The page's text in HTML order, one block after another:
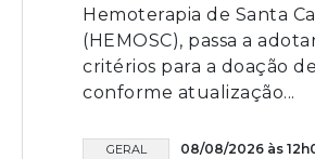
Hemoterapia de Santa
(HEMOSC), passa a
critérios para a doação
conforme atualização...
GERAL 08/08/2026 às